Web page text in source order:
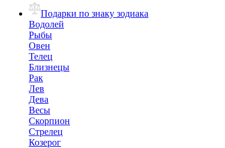
Подарки по знаку зодиака
Водолей
Рыбы
Овен
Телец
Близнецы
Рак
Лев
Дева
Весы
Скорпион
Стрелец
Козерог